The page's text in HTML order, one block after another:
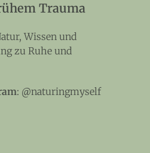
Trauma
Wissen und
zu Ruhe und
: @naturingmyself